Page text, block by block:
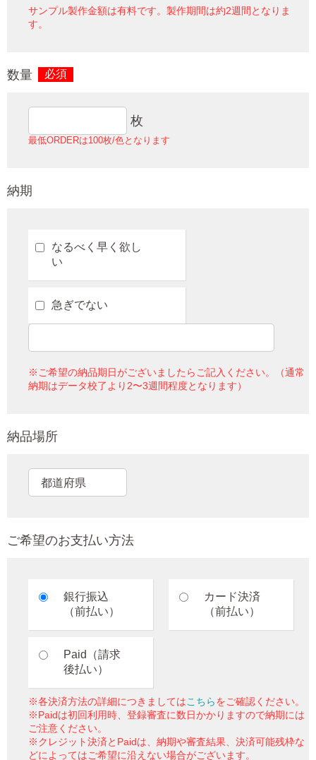
サンプル製作金額は有料です。製作期間は約2週間となりま
す。
数量 必須
枚
最低ORDERは100枚/色となります
納期
なるべく早く欲し
い
急ぎでない
※ご希望の納品期日がございましたらご記入ください。（通常
納期はデータ校了より2〜3週間程度となります）
納品場所
ご希望のお支払い方法
銀行振込
（前払い）
カード決済
（前払い）
Paid（請求
後払い）
※各決済方法の詳細につきましてはこちらをご確認ください。
※Paidは初回利用時、登録審査に数日かかりますので納期には
ご注意ください。
※クレジット決済とPaidは、納期や審査結果、決済可能残枠な
どによってはご希望に沿えない場合がございます。